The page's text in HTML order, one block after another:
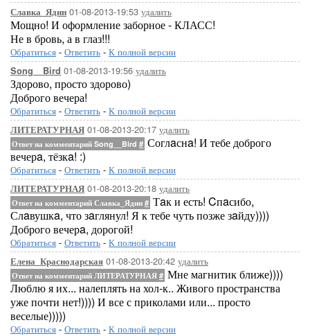
Славка_Ядин 01-08-2013-19:53 удалить
Мощно! И оформление заборное - КЛАСС!
Не в бровь, а в глаз!!!
Обратиться - Ответить - К полной версии
Song__Bird 01-08-2013-19:56 удалить
Здорово, просто здорово)
Доброго вечера!
Обратиться - Ответить - К полной версии
ЛИТЕРАТУРНАЯ 01-08-2013-20:17 удалить
Ответ на комментарий Song__Bird # Соглaснa! И тебе доброго
вечерa, тёзкa! :)
Обратиться - Ответить - К полной версии
ЛИТЕРАТУРНАЯ 01-08-2013-20:18 удалить
Ответ на комментарий Славка_Ядин # Тaк и есть! Cпaсибо,
Слaвушкa, что зaглянул! Я к тебе чуть позже зaйду))))
Доброго вечерa, дорогой!
Обратиться - Ответить - К полной версии
Елена_Краснодарская 01-08-2013-20:42 удалить
Ответ на комментарий ЛИТЕРАТУРНАЯ # Мне магнитик ближе))))
Люблю я их... налеплять на хол-к.. Живого пространства
уже почти нет!)))) И все с приколами или... просто
веселые)))))
Обратиться - Ответить - К полной версии